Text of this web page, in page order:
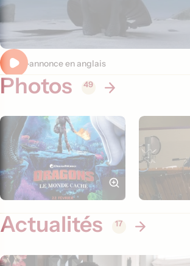
Bande-annonce en anglais
Photos 49
Actualités 17